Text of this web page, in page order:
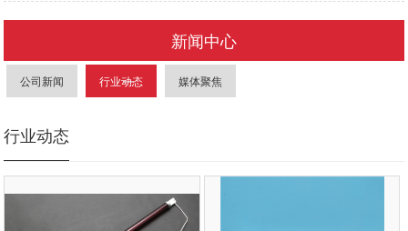
新闻中心
公司新闻 行业动态 媒体聚焦
行业动态